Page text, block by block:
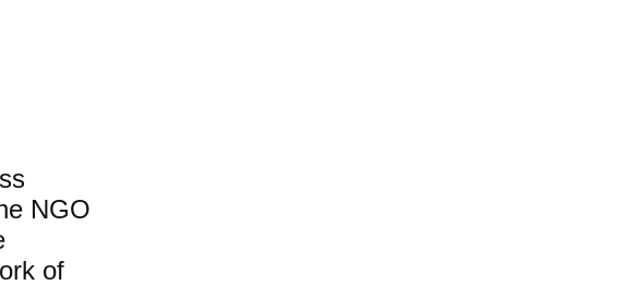
NGO
of